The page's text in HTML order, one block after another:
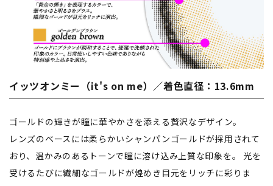
イッツオンミー（it's on me）／着色直径：13.6mm
ゴールドの輝きが瞳に華やかさを添える贅沢なデザイン。
レンズのベースには柔らかいシャンパンゴールドが採用されて
おり、温かみのあるトーンで瞳に溶け込み上質な印象を。 光を
受けるたびに繊細なゴールドが煌めき目元をリッチに彩りま